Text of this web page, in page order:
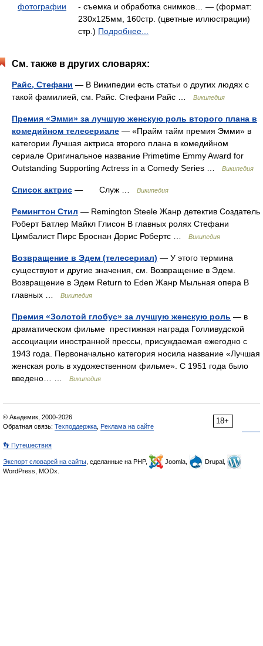
фотографии
- съемка и обработка снимков… — (формат:
230x125мм, 160стр. (цветные иллюстрации)
стр.) Подробнее...
См. также в других словарях:
Райс, Стефани — В Википедии есть статьи о других людях с
такой фамилией, см. Райс. Стефани Райс …
Википедия
Премия «Эмми» за лучшую женскую роль второго плана в
комедийном телесериале — «Прайм тайм премия Эмми» в
категории Лучшая актриса второго плана в комедийном
сериале Оригинальное название Primetime Emmy Award for
Outstanding Supporting Actress in a Comedy Series …
Википедия
Список актрис — Служ … Википедия
Ремингтон Стил — Remington Steele Жанр детектив Создатель
Роберт Батлер Майкл Глисон В главных ролях Стефани
Цимбалист Пирс Броснан Дорис Робертс …
Википедия
Возвращение в Эдем (телесериал) — У этого термина
существуют и другие значения, см. Возвращение в Эдем.
Возвращение в Эдем Return to Eden Жанр Мыльная опера В
главных …
Википедия
Премия «Золотой глобус» за лучшую женскую роль — в
драматическом фильме престижная награда Голливудской
ассоциации иностранной прессы, присуждаемая ежегодно с
1943 года. Первоначально категория носила название «Лучшая
женская роль в художественном фильме». С 1951 года было
введено… …
Википедия
18+
© Академик, 2000-2026
Обратная связь: Техподдержка Реклама на сайте
👣 Путешествия
Экспорт словарей на сайты , сделанные на PHP, Joomla,
Drupal,
WordPress, MODx.